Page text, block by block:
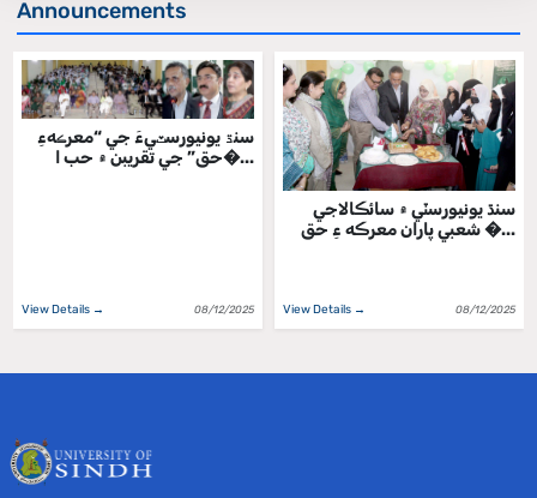
Announcements
سنڌ يونيورسٽيءَ جي “معرڪهءِ
حق” جي تقريبن ۾ حب ا�...
View Details → 08/12/2025
سنڌ يونيورسٽي ۾ سائڪالاجي
شعبي پاران معرڪه ءِ حق �...
View Details → 08/12/2025